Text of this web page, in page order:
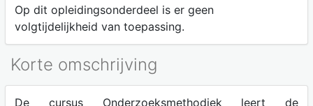
Op dit opleidingsonderdeel is er geen
volgtijdelijkheid van toepassing.
Korte omschrijving
De cursus Onderzoeksmethodiek leert de